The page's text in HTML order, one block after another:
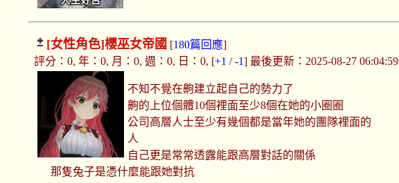
[女性角色]櫻巫女帝國 [180篇回應]
評分：0, 年：0, 月：0, 週：0, 日：0, [+1 /-1] 最後更新：2025-08-27 06:04:59
不知不覺在齁建立起自己的勢力了
齁的上位個體10個裡面至少8個在她的小圈圈
公司高層人士至少有幾個都是當年她的團隊裡面的
人
自己更是常常透露能跟高層對話的關係
那隻兔子是憑什麼能跟她對抗